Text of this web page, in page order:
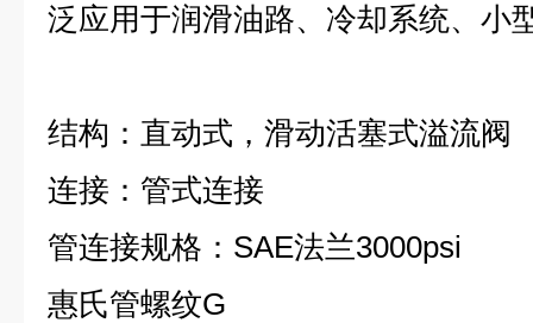
泛应用于润滑油路、冷却系统、小
结构：直动式，滑动活塞式溢流阀
连接：管式连接
管连接规格：SAE法兰3000psi
惠氏管螺纹G